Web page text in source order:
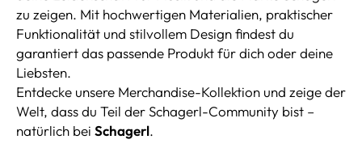
zu zeigen. Mit hochwertigen Materialien, praktischer
Funktionalität und stilvollem Design findest du
garantiert das passende Produkt für dich oder deine
Liebsten.
Entdecke unsere Merchandise-Kollektion und zeige der
Welt, dass du Teil der Schagerl-Community bist –
natürlich bei Schagerl.